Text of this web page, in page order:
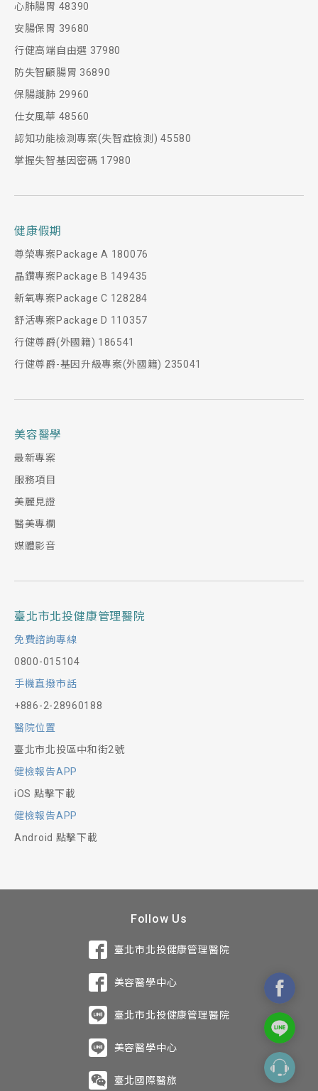
心肺腸胃 48390
安腸保胃 39680
行健高端自由選 37980
防失智顧腸胃 36890
保腸護肺 29960
仕女風華 48560
認知功能檢測專案(失智症檢測) 45580
掌握失智基因密碼 17980
健康假期
尊榮專案Package A 180076
晶鑽專案Package B 149435
新氧專案Package C 128284
舒活專案Package D 110357
行健尊爵(外國籍) 186541
行健尊爵-基因升級專案(外國籍) 235041
美容醫學
最新專案
服務項目
美麗見證
醫美專欄
媒體影音
臺北市北投健康管理醫院
免費諮詢專線
0800-015104
手機直撥市話
+886-2-28960188
醫院位置
臺北市北投區中和街2號
健檢報告APP
iOS 點擊下載
健檢報告APP
Android 點擊下載
Follow Us
臺北市北投健康管理醫院
美容醫學中心
臺北市北投健康管理醫院
美容醫學中心
臺北國際醫旅